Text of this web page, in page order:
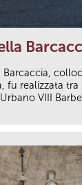
fu realizzata
VIII